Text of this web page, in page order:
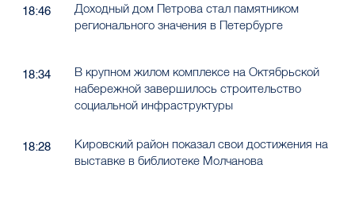
18:46
Доходный дом Петрова стал памятником
регионального значения в Петербурге
18:34
В крупном жилом комплексе на Октябрьской
набережной завершилось строительство
социальной инфраструктуры
18:28
Кировский район показал свои достижения на
выставке в библиотеке Молчанова